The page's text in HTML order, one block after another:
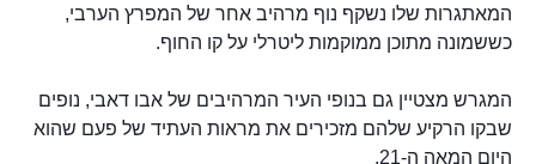
המאתגרות שלו נשקף נוף מרהיב אחר של המפרץ הערבי,
כששמונה מתוכן ממוקמות ליטרלי על קו החוף.
המגרש מצטיין גם בנופי העיר המרהיבים של אבו דאבי, נופים
שבקו הרקיע שלהם מזכירים את מראות העתיד של פעם שהוא
היום המאה ה-21.